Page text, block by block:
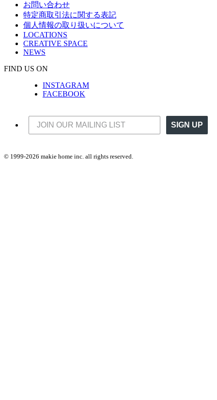
お問い合わせ
特定商取引法に関する表記
個人情報の取り扱いについて
LOCATIONS
CREATIVE SPACE
NEWS
FIND US ON
INSTAGRAM
FACEBOOK
SIGN UP
© 1999-2026 makie home inc. all rights reserved.